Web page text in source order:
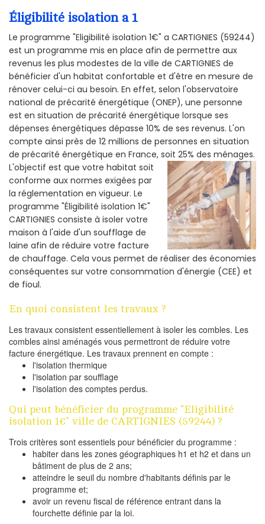
Éligibilité isolation a 1
Le programme "Eligibilité isolation 1€" a CARTIGNIES (59244)
est un programme mis en place afin de permettre aux
revenus les plus modestes de la ville de CARTIGNIES de
bénéficier d'un habitat confortable et d'être en mesure de
rénover celui-ci au besoin. En effet, selon l'observatoire
national de précarité énergétique (ONEP), une personne
est en situation de précarité énergétique lorsque ses
dépenses énergétiques dépasse 10% de ses revenus. L'on
compte ainsi près de 12 millions de personnes en situation
de précarité énergétique en France, soit 25% des ménages.
L'objectif est que votre habitat soit
conforme aux normes exigées par
la réglementation en vigueur. Le
programme "Éligibilité isolation 1€"
CARTIGNIES consiste à isoler votre
maison à l'aide d'un soufflage de
laine afin de réduire votre facture
de chauffage. Cela vous permet de réaliser des économies
conséquentes sur votre consommation d'énergie (CEE) et
de fioul.
En quoi consistent les travaux ?
Les travaux consistent essentiellement à isoler les combles. Les
combles ainsi aménagés vous permettront de réduire votre
facture énergétique. Les travaux prennent en compte :
l'isolation thermique
l'isolation par soufflage
l'isolation des comptes perdus.
Qui peut bénéficier du programme "Eligibilité
isolation 1€" ville de CARTIGNIES (59244) ?
Trois critères sont essentiels pour bénéficier du programme :
habiter dans les zones géographiques h1 et h2 et dans un
bâtiment de plus de 2 ans;
atteindre le seuil du nombre d'habitants définis par le
programme et;
avoir un revenu fiscal de référence entrant dans la
fourchette définie par la loi.